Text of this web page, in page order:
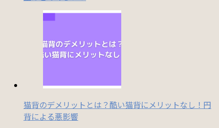
猫背のデメリットとは？酷い猫背にメリットなし！円
背による悪影響